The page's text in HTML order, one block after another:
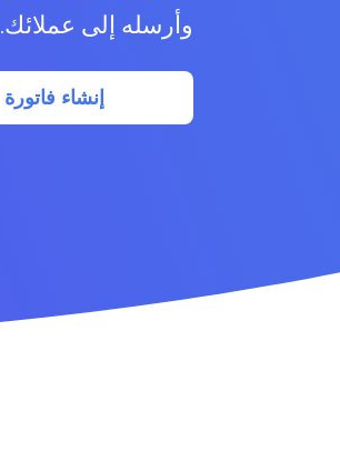
وأرسله إلى عملائك.
إنشاء فاتورة